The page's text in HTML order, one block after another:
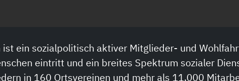
ist ein sozialpolitisch aktiver Mitglieder- und
eintritt und ein breites Spektrum sozialer
in 160 Ortsvereinen und mehr als 11.000